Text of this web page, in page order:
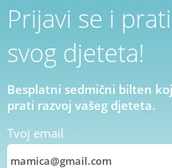
Prijavi se i
svog djeteta!
Besplatni sedmični bilten
prati razvoj vašeg djeteta.
Tvoj email